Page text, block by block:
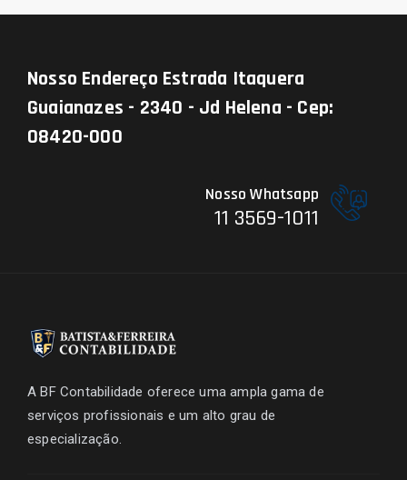
Nosso Endereço Estrada Itaquera
Guaianazes - 2340 - Jd Helena - Cep:
08420-000
Nosso Whatsapp
11 3569-1011
A BF Contabilidade oferece uma ampla gama de
serviços profissionais e um alto grau de
especialização.